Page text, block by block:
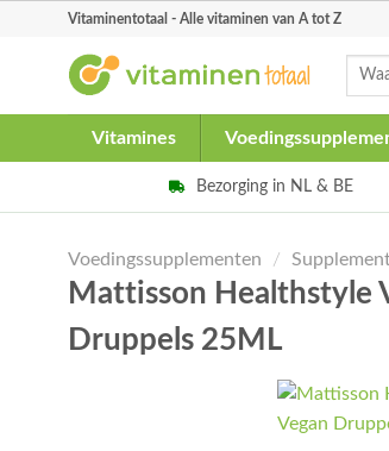
Vitaminentotaal - Alle vitaminen van A tot Z
Zoeken
Vitamines
Bezorging in NL & BE
Voedingssupplementen /
Mattisson Healthstyle
Druppels 25ML